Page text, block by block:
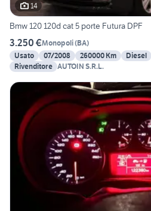
14
Bmw 120 120d cat 5 porte Futura DPF
3.250 €Monopoli(BA)
Usato
07/2008 260000 Km Diesel
Rivenditore AUTOIN S.R.L.